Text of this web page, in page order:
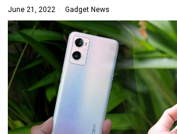
June 21, 2022 Gadget News